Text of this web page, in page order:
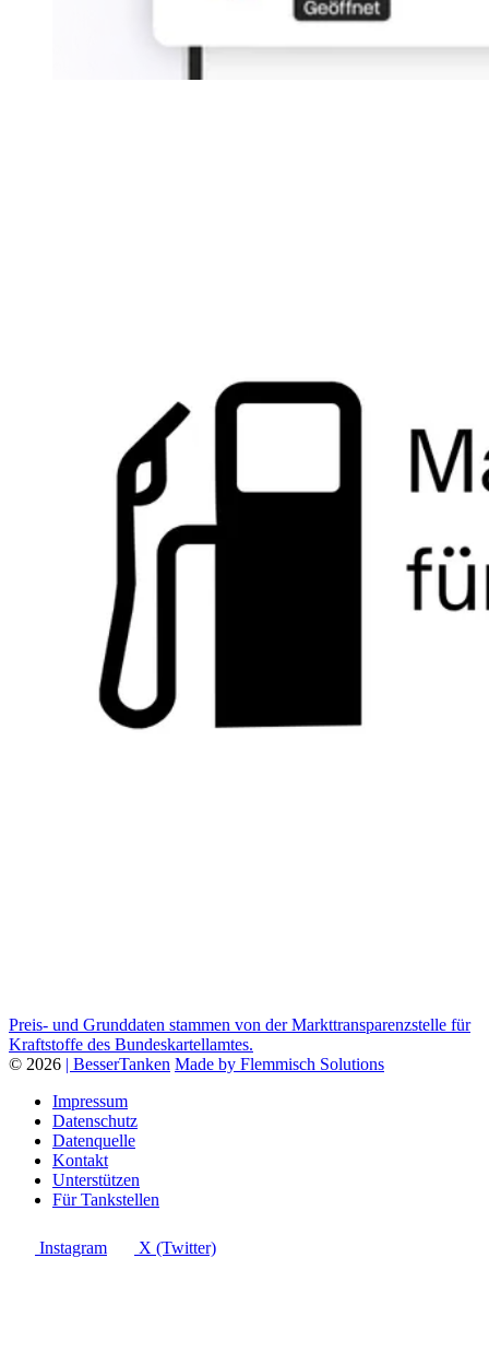
Preis- und Grunddaten stammen von der Markttransparenzstelle für
Kraftstoffe des Bundeskartellamtes.
© 2026 | BesserTanken Made by Flemmisch Solutions
Impressum
Datenschutz
Datenquelle
Kontakt
Unterstützen
Für Tankstellen
Instagram X (Twitter)